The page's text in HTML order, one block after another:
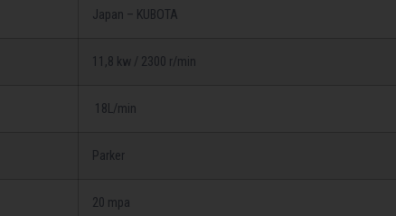
Japan – KUBOTA
11,8 kw / 2300 r/min
18L/min
Parker
20 mpa